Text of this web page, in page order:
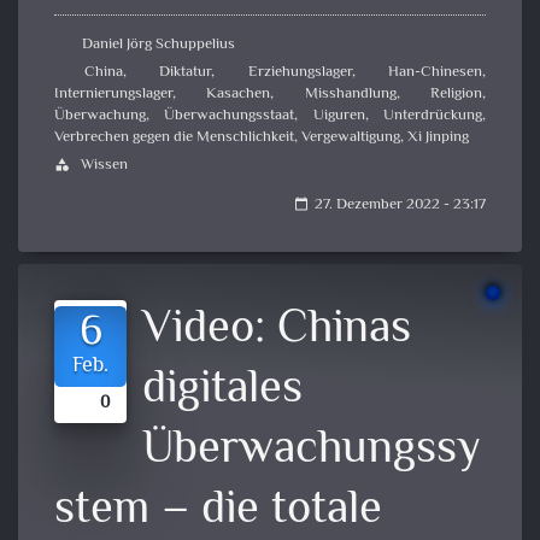
Daniel Jörg Schuppelius
China,Diktatur, Erziehungslager,Han-Chinesen,
Internierungslager,Kasachen, Misshandlung,Religion,
Überwachung,Überwachungsstaat, Uiguren,Unterdrückung,
Verbrechen gegen die Menschlichkeit,Vergewaltigung,Xi Jinping
category Wissen
calendar_today 27. Dezember 2022 - 23:17
6
Feb.
0
Video: Chinas
digitales
Überwachungssy
stem – die totale